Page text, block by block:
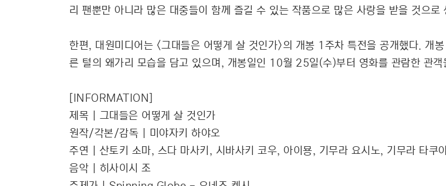
리 팬뿐만 아니라 많은 대중들이 함께 즐길 수 있는 작품으로 많은 사랑을 받을 것으로
한편, 대원미디어는 <그대들은 어떻게 살 것인가>의 개봉 1주차 특전을 공개했다. 개
른 털의 왜가리 모습을 담고 있으며, 개봉일인 10월 25일(수)부터 영화를 관람한 관
[INFORMATION]
제목 | 그대들은 어떻게 살 것인가
원작/각본/감독 | 미야자키 하야오
주연 | 산토키 소마, 스다 마사키, 시바사키 코우, 아이묭, 기무라 요시노, 기무라 타쿠
음악 | 히사이시 조